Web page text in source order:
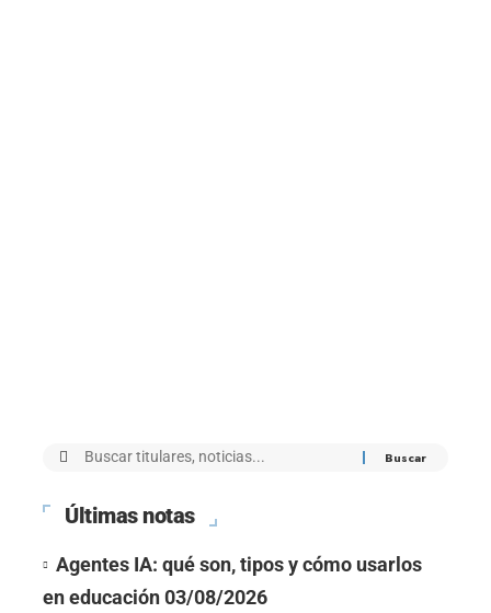
Últimas notas
Agentes IA: qué son, tipos y cómo usarlos
en educación03/08/2026